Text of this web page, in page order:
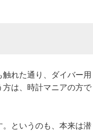
れた通り、ダイバー用
は、時計マニアの方で
というのも、本来は潜